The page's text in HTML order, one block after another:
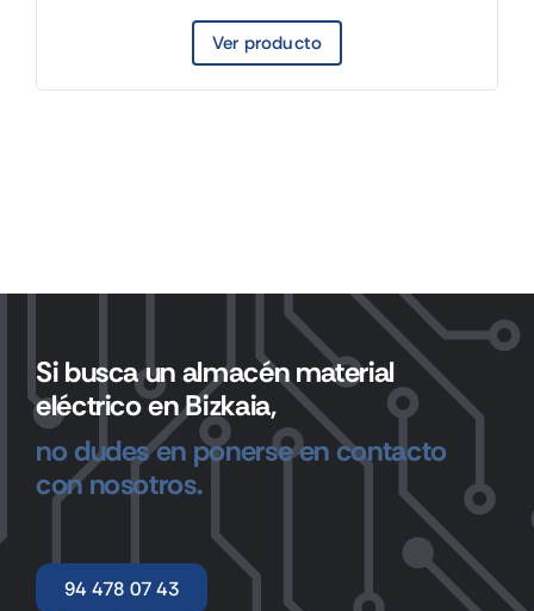
Ver producto
Si busca un almacén material
eléctrico en Bizkaia,
no dudes en ponerse en contacto
con nosotros.
94 478 07 43